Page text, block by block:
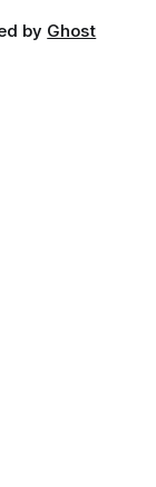
by Ghost